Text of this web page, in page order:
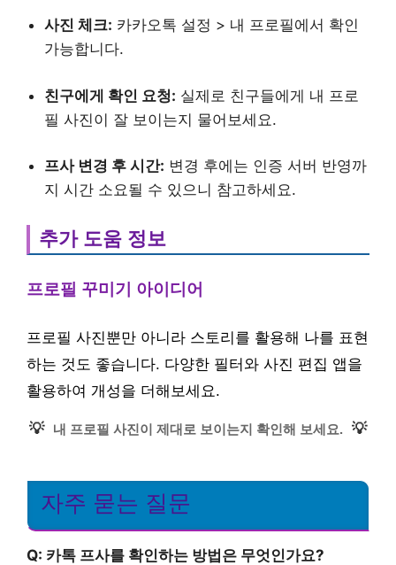
사진 체크: 카카오톡 설정 > 내 프로필에서 확인
가능합니다.
친구에게 확인 요청: 실제로 친구들에게 내 프로
필 사진이 잘 보이는지 물어보세요.
프사 변경 후 시간: 변경 후에는 인증 서버 반영까
지 시간 소요될 수 있으니 참고하세요.
추가 도움 정보
프로필 꾸미기 아이디어
프로필 사진뿐만 아니라 스토리를 활용해 나를 표현
하는 것도 좋습니다. 다양한 필터와 사진 편집 앱을
활용하여 개성을 더해보세요.
💡 내 프로필 사진이 제대로 보이는지 확인해 보세요. 💡
자주 묻는 질문
Q: 카톡 프사를 확인하는 방법은 무엇인가요?